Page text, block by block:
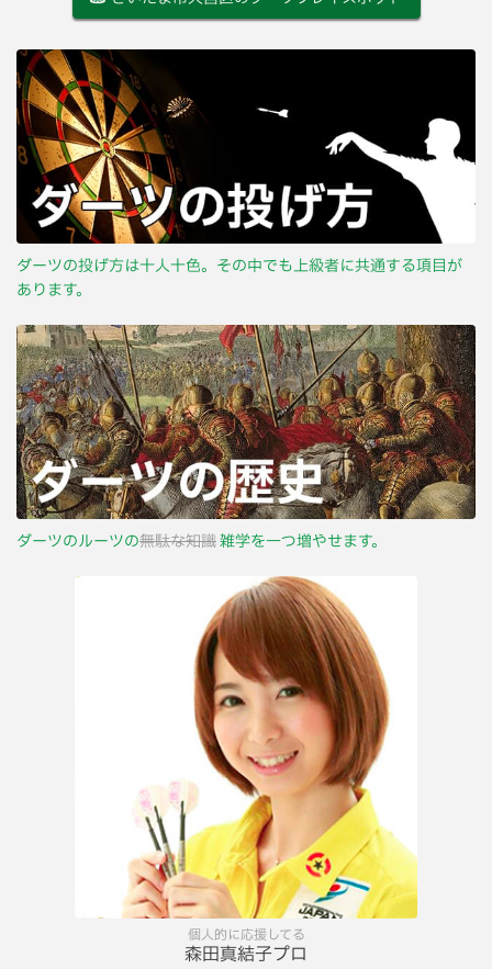
ダーツの投げ方は十人十色。その中でも上級者に共通する項目が
あります。
ダーツのルーツの無駄な知識雑学を一つ増やせます。
個人的に応援してる
森田真結子プロ